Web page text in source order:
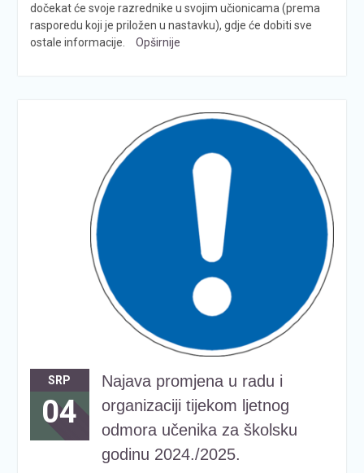
dočekat će svoje razrednike u svojim učionicama (prema
rasporedu koji je priložen u nastavku), gdje će dobiti sve
ostale informacije.
Opširnije
SRP
04
Najava promjena u radu i
organizaciji tijekom ljetnog
odmora učenika za školsku
godinu 2024./2025.